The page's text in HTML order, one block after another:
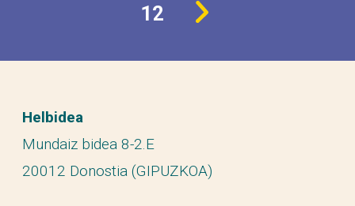
12
Helbidea
Mundaiz bidea 8-2.E
20012 Donostia (GIPUZKOA)